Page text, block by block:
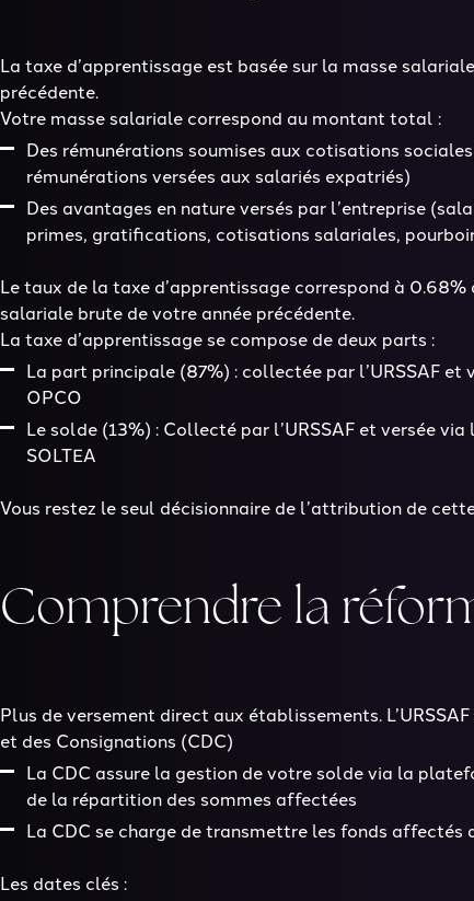
La taxe d’apprentissage est basée sur la masse
précédente.
Votre masse salariale correspond au montant total :
Des rémunérations soumises aux cotisations
rémunérations versées aux salariés expatriés)
Des avantages en nature versés par l’entreprise
primes, gratifications, cotisations salariales,
Le taux de la taxe d’apprentissage correspond à 0.68%
salariale brute de votre année précédente.
La taxe d’apprentissage se compose de deux parts :
La part principale (87%) : collectée par l’URSSAF et
OPCO
Le solde (13%) : Collecté par l’URSSAF et versée
SOLTEA
Vous restez le seul décisionnaire de l’attribution de
Comprendre la
Plus de versement direct aux établissements.
et des Consignations (CDC)
La CDC assure la gestion de votre solde via la
de la répartition des sommes affectées
La CDC se charge de transmettre les fonds
Les dates clés :